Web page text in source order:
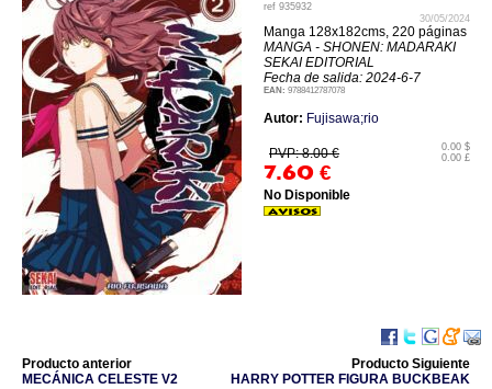
ref 935932
30/05/2024
Manga 128x182cms, 220 páginas
MANGA - SHONEN: MADARAKI
SEKAI EDITORIAL
Fecha de salida: 2024-6-7
EAN: 9788412787078
Autor: Fujisawa;rio
PVP: 8.00 €
7.60 €
0.00 $
0.00 £
No Disponible
Producto anterior
MECÁNICA CELESTE V2
Producto Siguiente
HARRY POTTER FIGURA BUCKBEAK